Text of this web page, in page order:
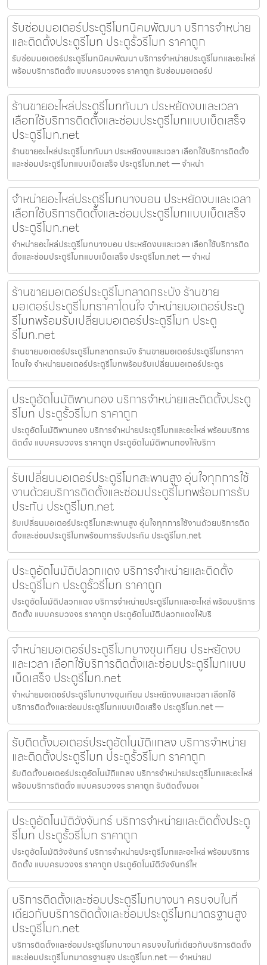
รับซ่อมมอเตอร์ประตูรีโมทนิคมพัฒนา บริการจำหน่าย
และติดตั้งประตูรีโมท ประตูรั้วรีโมท ราคาถูก
รับซ่อมมอเตอร์ประตูรีโมทนิคมพัฒนา บริการจำหน่ายประตูรีโมทและอะไหล่
พร้อมบริการติดตั้ง แบบครบวงจร ราคาถูก รับซ่อมมอเตอร์ป
ร้านขายอะไหล่ประตูรีโมททับมา ประหยัดงบและเวลา
เลือกใช้บริการติดตั้งและซ่อมประตูรีโมทแบบเบ็ดเสร็จ
ประตูรีโมท.net
ร้านขายอะไหล่ประตูรีโมททับมา ประหยัดงบและเวลา เลือกใช้บริการติดตั้ง
และซ่อมประตูรีโมทแบบเบ็ดเสร็จ ประตูรีโมท.net — จำหน่า
จำหน่ายอะไหล่ประตูรีโมทบางบอน ประหยัดงบและเวลา
เลือกใช้บริการติดตั้งและซ่อมประตูรีโมทแบบเบ็ดเสร็จ
ประตูรีโมท.net
จำหน่ายอะไหล่ประตูรีโมทบางบอน ประหยัดงบและเวลา เลือกใช้บริการติด
ตั้งและซ่อมประตูรีโมทแบบเบ็ดเสร็จ ประตูรีโมท.net — จำหน่
ร้านขายมอเตอร์ประตูรีโมทลาดกระบัง ร้านขาย
มอเตอร์ประตูรีโมทราคาโดนใจ จำหน่ายมอเตอร์ประตู
รีโมทพร้อมรับเปลี่ยนมอเตอร์ประตูรีโมท ประตู
รีโมท.net
ร้านขายมอเตอร์ประตูรีโมทลาดกระบัง ร้านขายมอเตอร์ประตูรีโมทราคา
โดนใจ จำหน่ายมอเตอร์ประตูรีโมทพร้อมรับเปลี่ยนมอเตอร์ประตูร
ประตูอัตโนมัติพานทอง บริการจำหน่ายและติดตั้งประตู
รีโมท ประตูรั้วรีโมท ราคาถูก
ประตูอัตโนมัติพานทอง บริการจำหน่ายประตูรีโมทและอะไหล่ พร้อมบริการ
ติดตั้ง แบบครบวงจร ราคาถูก ประตูอัตโนมัติพานทองให้บริกา
รับเปลี่ยนมอเตอร์ประตูรีโมทสะพานสูง อุ่นใจทุกการใช้
งานด้วยบริการติดตั้งและซ่อมประตูรีโมทพร้อมการรับ
ประกัน ประตูรีโมท.net
รับเปลี่ยนมอเตอร์ประตูรีโมทสะพานสูง อุ่นใจทุกการใช้งานด้วยบริการติด
ตั้งและซ่อมประตูรีโมทพร้อมการรับประกัน ประตูรีโมท.net
ประตูอัตโนมัติปลวกแดง บริการจำหน่ายและติดตั้ง
ประตูรีโมท ประตูรั้วรีโมท ราคาถูก
ประตูอัตโนมัติปลวกแดง บริการจำหน่ายประตูรีโมทและอะไหล่ พร้อมบริการ
ติดตั้ง แบบครบวงจร ราคาถูก ประตูอัตโนมัติปลวกแดงให้บริ
จำหน่ายมอเตอร์ประตูรีโมทบางขุนเทียน ประหยัดงบ
และเวลา เลือกใช้บริการติดตั้งและซ่อมประตูรีโมทแบบ
เบ็ดเสร็จ ประตูรีโมท.net
จำหน่ายมอเตอร์ประตูรีโมทบางขุนเทียน ประหยัดงบและเวลา เลือกใช้
บริการติดตั้งและซ่อมประตูรีโมทแบบเบ็ดเสร็จ ประตูรีโมท.net —
รับติดตั้งมอเตอร์ประตูอัตโนมัติแกลง บริการจำหน่าย
และติดตั้งประตูรีโมท ประตูรั้วรีโมท ราคาถูก
รับติดตั้งมอเตอร์ประตูอัตโนมัติแกลง บริการจำหน่ายประตูรีโมทและอะไหล่
พร้อมบริการติดตั้ง แบบครบวงจร ราคาถูก รับติดตั้งมอเ
ประตูอัตโนมัติวังจันทร์ บริการจำหน่ายและติดตั้งประตู
รีโมท ประตูรั้วรีโมท ราคาถูก
ประตูอัตโนมัติวังจันทร์ บริการจำหน่ายประตูรีโมทและอะไหล่ พร้อมบริการ
ติดตั้ง แบบครบวงจร ราคาถูก ประตูอัตโนมัติวังจันทร์ให
บริการติดตั้งและซ่อมประตูรีโมทบางนา ครบจบในที่
เดียวกับบริการติดตั้งและซ่อมประตูรีโมทมาตรฐานสูง
ประตูรีโมท.net
บริการติดตั้งและซ่อมประตูรีโมทบางนา ครบจบในที่เดียวกับบริการติดตั้ง
และซ่อมประตูรีโมทมาตรฐานสูง ประตูรีโมท.net — จำหน่ายป